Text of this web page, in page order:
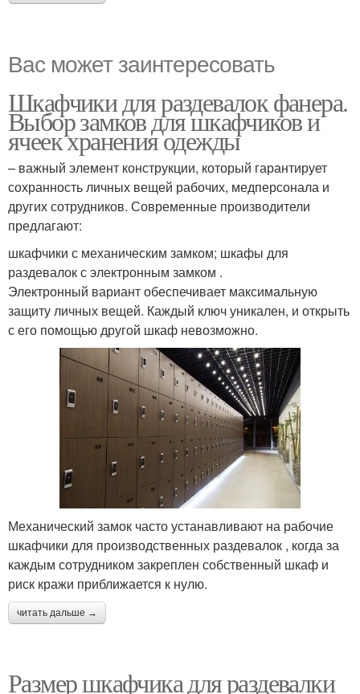
Вас может заинтересовать
Шкафчики для раздевалок фанера.
Выбор замков для шкафчиков и
ячеек хранения одежды
– важный элемент конструкции, который гарантирует
сохранность личных вещей рабочих, медперсонала и
других сотрудников. Современные производители
предлагают:
шкафчики с механическим замком; шкафы для
раздевалок с электронным замком .
Электронный вариант обеспечивает максимальную
защиту личных вещей. Каждый ключ уникален, и открыть
с его помощью другой шкаф невозможно.
Механический замок часто устанавливают на рабочие
шкафчики для производственных раздевалок , когда за
каждым сотрудником закреплен собственный шкаф и
риск кражи приближается к нулю.
читать дальше →
Размер шкафчика для раздевалки